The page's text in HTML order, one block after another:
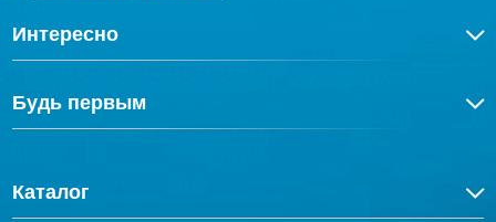
Интересно
Будь первым
Каталог